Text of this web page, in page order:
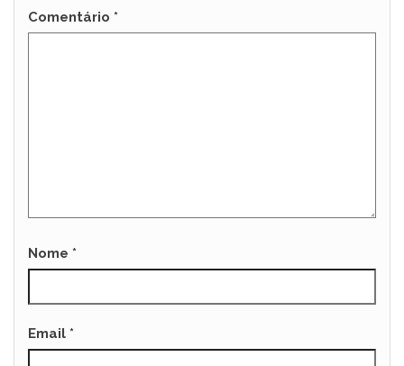
Comentário *
Nome *
Email *